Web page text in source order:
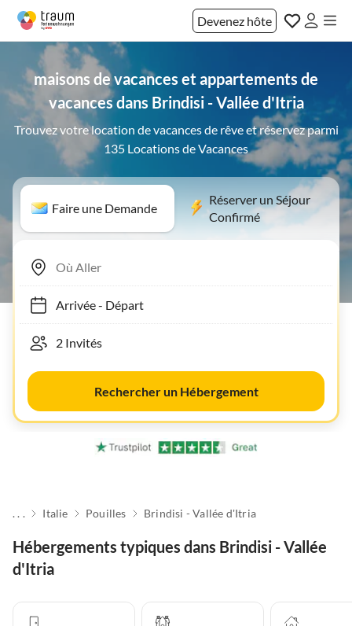
Devenez hôte
maisons de vacances et appartements de
vacances dans Brindisi - Vallée d'Itria
Trouvez votre location de vacances de rêve et réservez parmi
135 Locations de Vacances
Faire une Demande
Réserver un Séjour
Confirmé
Arrivée- Départ
Rechercher un Hébergement
. . . Italie Pouilles Brindisi - Vallée d'Itria
Hébergements typiques dans Brindisi - Vallée
d'Itria